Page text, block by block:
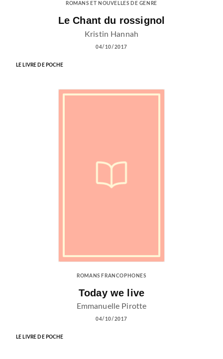
ROMANS ET NOUVELLES DE GENRE
Le Chant du rossignol
Kristin Hannah
04/10/2017
LE LIVRE DE POCHE
ROMANS FRANCOPHONES
Today we live
Emmanuelle Pirotte
04/10/2017
LE LIVRE DE POCHE